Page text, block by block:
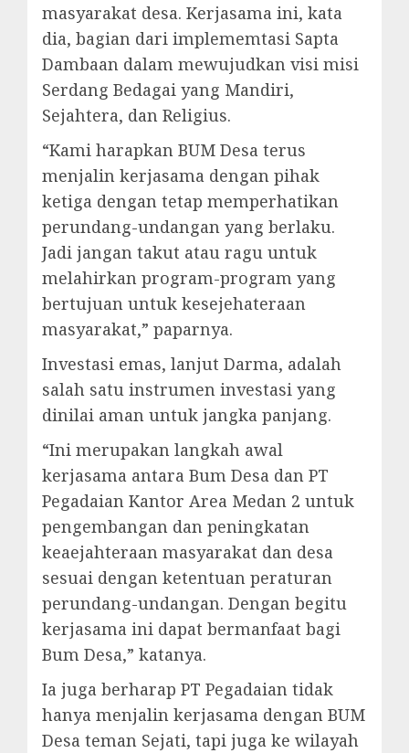
masyarakat desa. Kerjasama ini, kata
dia, bagian dari implememtasi Sapta
Dambaan dalam mewujudkan visi misi
Serdang Bedagai yang Mandiri,
Sejahtera, dan Religius.
“Kami harapkan BUM Desa terus
menjalin kerjasama dengan pihak
ketiga dengan tetap memperhatikan
perundang-undangan yang berlaku.
Jadi jangan takut atau ragu untuk
melahirkan program-program yang
bertujuan untuk kesejehateraan
masyarakat,” paparnya.
Investasi emas, lanjut Darma, adalah
salah satu instrumen investasi yang
dinilai aman untuk jangka panjang.
“Ini merupakan langkah awal
kerjasama antara Bum Desa dan PT
Pegadaian Kantor Area Medan 2 untuk
pengembangan dan peningkatan
keaejahteraan masyarakat dan desa
sesuai dengan ketentuan peraturan
perundang-undangan. Dengan begitu
kerjasama ini dapat bermanfaat bagi
Bum Desa,” katanya.
Ia juga berharap PT Pegadaian tidak
hanya menjalin kerjasama dengan BUM
Desa teman Sejati, tapi juga ke wilayah